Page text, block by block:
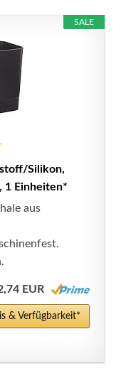
SALE
Silikon,
1 Einheiten*
aus
EUR
& Verfügbarkeit*